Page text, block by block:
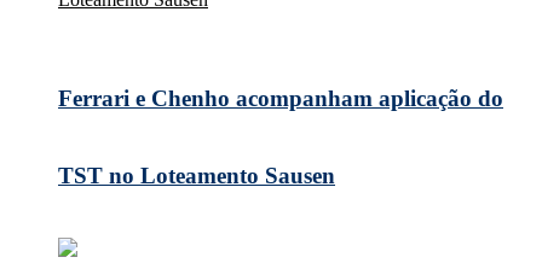
Ferrari e Chenho acompanham aplicação do
TST no Loteamento Sausen